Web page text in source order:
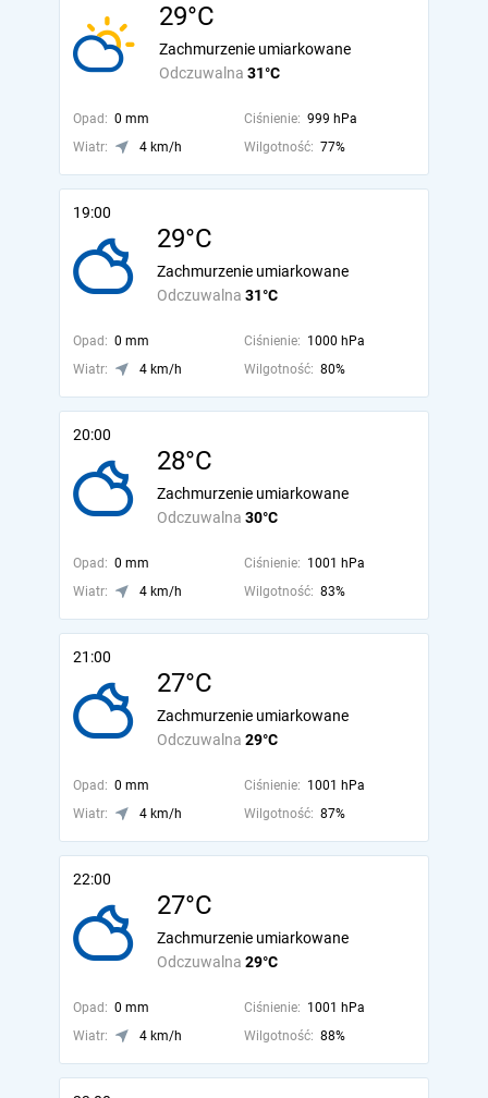
29°C
Odczuwalna 31°C
Zachmurzenie umiarkowane
Opad: 0 mm Ciśnienie: 999 hPa
Wiatr:
4 km/h Wilgotność: 77%
19:00
29°C
Odczuwalna 31°C
Zachmurzenie umiarkowane
Opad: 0 mm Ciśnienie: 1000 hPa
Wiatr:
4 km/h Wilgotność: 80%
20:00
28°C
Odczuwalna 30°C
Zachmurzenie umiarkowane
Opad: 0 mm Ciśnienie: 1001 hPa
Wiatr:
4 km/h Wilgotność: 83%
21:00
27°C
Odczuwalna 29°C
Zachmurzenie umiarkowane
Opad: 0 mm Ciśnienie: 1001 hPa
Wiatr:
4 km/h Wilgotność: 87%
22:00
27°C
Odczuwalna 29°C
Zachmurzenie umiarkowane
Opad: 0 mm Ciśnienie: 1001 hPa
Wiatr:
4 km/h Wilgotność: 88%